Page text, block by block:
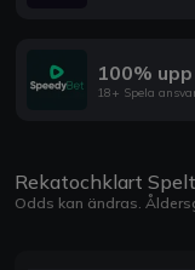
100%
18+ Spela
Rekatochklart
Odds kan ändras.